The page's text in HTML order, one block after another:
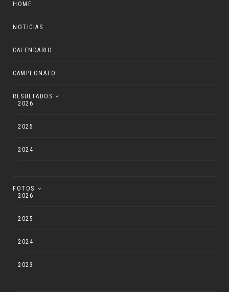
HOME
NOTICIAS
CALENDARIO
CAMPEONATO
RESULTADOS
2026
2025
2024
FOTOS
2026
2025
2024
2023